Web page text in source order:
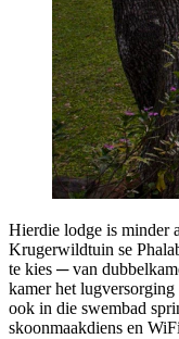
Hierdie lodge is minder
Krugerwildtuin se
te kies ─ van
kamer het
ook in die swembad
skoonmaakdiens en